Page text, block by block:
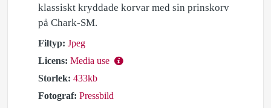
klassiskt kryddade korvar med sin prinskorv
på Chark-SM.
Filtyp: Jpeg
Licens: Media use
Storlek: 433kb
Fotograf: Pressbild